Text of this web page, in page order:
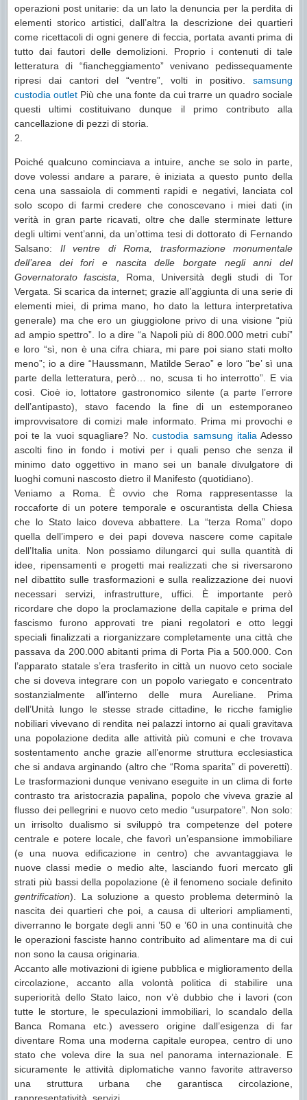
operazioni post unitarie: da un lato la denuncia per la perdita di
elementi storico artistici, dall’altra la descrizione dei quartieri
come ricettacoli di ogni genere di feccia, portata avanti prima di
tutto dai fautori delle demolizioni. Proprio i contenuti di tale
letteratura di “fiancheggiamento” venivano pedissequamente
ripresi dai cantori del “ventre”, volti in positivo. samsung
custodia outlet Più che una fonte da cui trarre un quadro sociale
questi ultimi costituivano dunque il primo contributo alla
cancellazione di pezzi di storia.
2.
Poiché qualcuno cominciava a intuire, anche se solo in parte,
dove volessi andare a parare, è iniziata a questo punto della
cena una sassaiola di commenti rapidi e negativi, lanciata col
solo scopo di farmi credere che conoscevano i miei dati (in
verità in gran parte ricavati, oltre che dalle sterminate letture
degli ultimi vent’anni, da un’ottima tesi di dottorato di Fernando
Salsano: Il ventre di Roma, trasformazione monumentale
dell’area dei fori e nascita delle borgate negli anni del
Governatorato fascista , Roma, Università degli studi di Tor
Vergata. Si scarica da internet; grazie all’aggiunta di una serie di
elementi miei, di prima mano, ho dato la lettura interpretativa
generale) ma che ero un giuggiolone privo di una visione “più
ad ampio spettro”. Io a dire “a Napoli più di 800.000 metri cubi”
e loro “sì, non è una cifra chiara, mi pare poi siano stati molto
meno”; io a dire “Haussmann, Matilde Serao” e loro “be’ sì una
parte della letteratura, però… no, scusa ti ho interrotto”. E via
così. Cioè io, lottatore gastronomico silente (a parte l’errore
dell’antipasto), stavo facendo la fine di un estemporaneo
improvvisatore di comizi male informato. Prima mi provochi e
poi te la vuoi squagliare? No.custodia samsung italia Adesso
ascolti fino in fondo i motivi per i quali penso che senza il
minimo dato oggettivo in mano sei un banale divulgatore di
luoghi comuni nascosto dietro il Manifesto (quotidiano).
Veniamo a Roma. È ovvio che Roma rappresentasse la
roccaforte di un potere temporale e oscurantista della Chiesa
che lo Stato laico doveva abbattere. La “terza Roma” dopo
quella dell’impero e dei papi doveva nascere come capitale
dell’Italia unita. Non possiamo dilungarci qui sulla quantità di
idee, ripensamenti e progetti mai realizzati che si riversarono
nel dibattito sulle trasformazioni e sulla realizzazione dei nuovi
necessari servizi, infrastrutture, uffici. È importante però
ricordare che dopo la proclamazione della capitale e prima del
fascismo furono approvati tre piani regolatori e otto leggi
speciali finalizzati a riorganizzare completamente una città che
passava da 200.000 abitanti prima di Porta Pia a 500.000. Con
l’apparato statale s’era trasferito in città un nuovo ceto sociale
che si doveva integrare con un popolo variegato e concentrato
sostanzialmente all’interno delle mura Aureliane. Prima
dell’Unità lungo le stesse strade cittadine, le ricche famiglie
nobiliari vivevano di rendita nei palazzi intorno ai quali gravitava
una popolazione dedita alle attività più comuni e che trovava
sostentamento anche grazie all’enorme struttura ecclesiastica
che si andava arginando (altro che “Roma sparita” di poveretti).
Le trasformazioni dunque venivano eseguite in un clima di forte
contrasto tra aristocrazia papalina, popolo che viveva grazie al
flusso dei pellegrini e nuovo ceto medio “usurpatore”. Non solo:
un irrisolto dualismo si sviluppò tra competenze del potere
centrale e potere locale, che favorì un’espansione immobiliare
(e una nuova edificazione in centro) che avvantaggiava le
nuove classi medie o medio alte, lasciando fuori mercato gli
strati più bassi della popolazione (è il fenomeno sociale definito
gentrification). La soluzione a questo problema determinò la
nascita dei quartieri che poi, a causa di ulteriori ampliamenti,
diverranno le borgate degli anni ’50 e ’60 in una continuità che
le operazioni fasciste hanno contribuito ad alimentare ma di cui
non sono la causa originaria.
Accanto alle motivazioni di igiene pubblica e miglioramento della
circolazione, accanto alla volontà politica di stabilire una
superiorità dello Stato laico, non v’è dubbio che i lavori (con
tutte le storture, le speculazioni immobiliari, lo scandalo della
Banca Romana etc.) avessero origine dall’esigenza di far
diventare Roma una moderna capitale europea, centro di uno
stato che voleva dire la sua nel panorama internazionale. E
sicuramente le attività diplomatiche vanno favorite attraverso
una struttura urbana che garantisca circolazione,